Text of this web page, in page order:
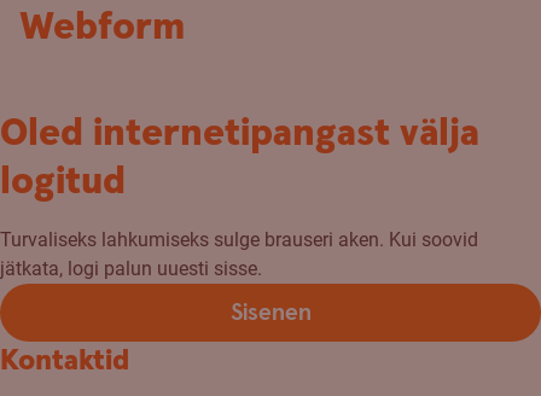
Webform
Oled internetipangast välja
logitud
Turvaliseks lahkumiseks sulge brauseri aken. Kui soovid
jätkata, logi palun uuesti sisse.
Sisenen
Kontaktid